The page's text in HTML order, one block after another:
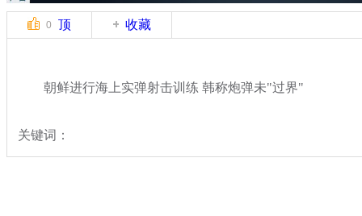
0 顶 收藏
朝鲜进行海上实弹射击训练 韩称炮弹未"过界"
关键词：